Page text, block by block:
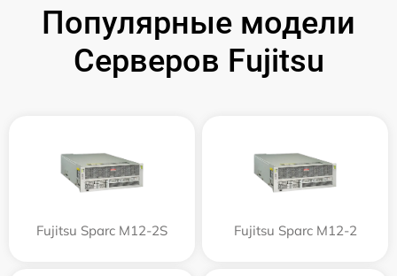
Популярные модели
Серверов Fujitsu
Fujitsu Sparc M12-2S Fujitsu Sparc M12-2